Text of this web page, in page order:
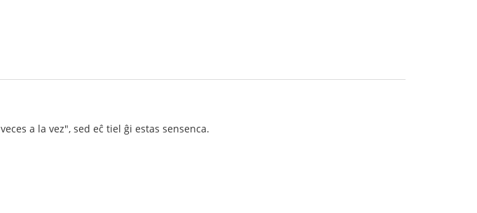
veces a la vez", sed eĉ tiel ĝi estas sensenca.